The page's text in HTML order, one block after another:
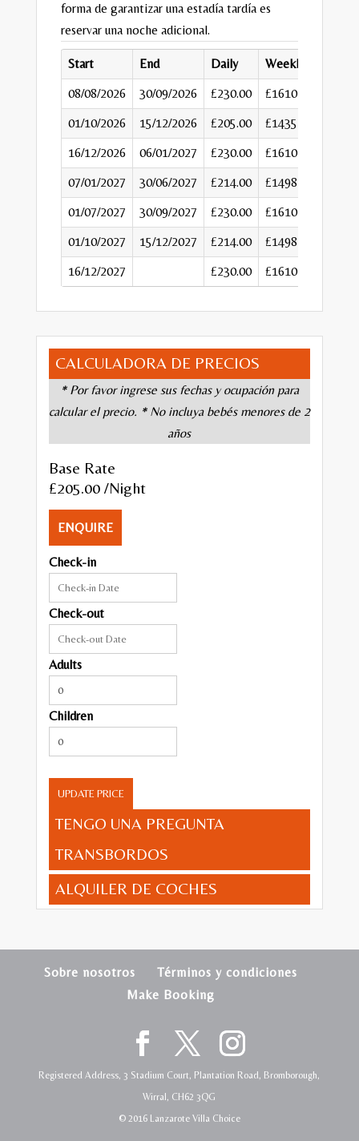
forma de garantizar una estadía tardía es
reservar una noche adicional.
Start End Daily
Weekly
08/08/2026
30/09/2026 £230.00
£1610
01/10/2026
15/12/2026 £205.00
£1435
16/12/2026
06/01/2027 £230.00
£1610
07/01/2027
30/06/2027 £214.00
£1498
01/07/2027
30/09/2027 £230.00
£1610
01/10/2027
15/12/2027 £214.00
£1498
16/12/2027
£230.00 £1610
CALCULADORA DE PRECIOS
* Por favor ingrese sus fechas y ocupación para
calcular el precio. * No incluya bebés menores de 2
años
Base Rate
£205.00 /Night
ENQUIRE
Check-in
Check-out
Adults
Children
UPDATE PRICE
TENGO UNA PREGUNTA
TRANSBORDOS
ALQUILER DE COCHES
Sobre nosotros
Términos y condiciones
Make Booking
Registered Address, 3 Stadium Court, Plantation Road, Bromborough,
Wirral, CH62 3QG
© 2016 Lanzarote Villa Choice